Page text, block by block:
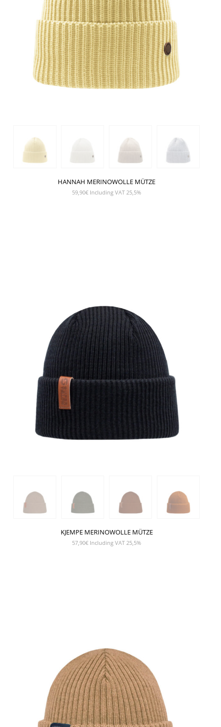
HANNAH MERINOWOLLE MÜTZE
59,90€ Including VAT 25,5%
KJEMPE MERINOWOLLE MÜTZE
57,90€ Including VAT 25,5%